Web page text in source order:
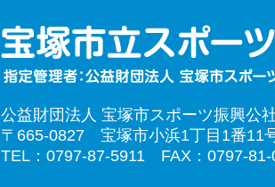
公益財団法人 宝塚市スポーツ振興公
〒665-0827 宝塚市小浜1丁目1番11
TEL：0797-87-5911 FAX：0797-81-